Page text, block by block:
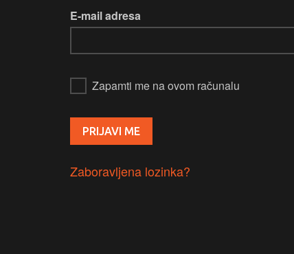
E-mail adresa
Zapamti me na ovom računalu
Zaboravljena lozinka?